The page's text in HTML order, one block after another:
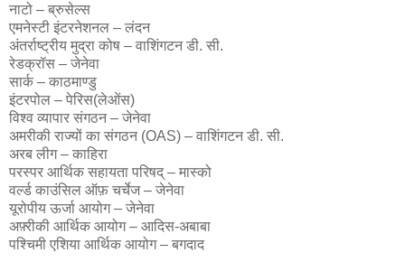
नाटो – ब्रुसेल्स
एमनेस्टी इंटरनेशनल – लंदन
अंतर्राष्ट्रीय मुद्रा कोष – वाशिंगटन डी. सी.
रेडक्रॉस – जेनेवा
सार्क – काठमाण्डु
इंटरपोल – पेरिस(लेओंस)
विश्व व्यापार संगठन – जेनेवा
अमरीकी राज्यों का संगठन (OAS) – वाशिंगटन डी. सी.
अरब लीग – काहिरा
परस्पर आर्थिक सहायता परिषद् – मास्को
वर्ल्ड काउंसिल ऑफ़ चर्चेज – जेनेवा
यूरोपीय ऊर्जा आयोग – जेनेवा
अफ़्रीकी आर्थिक आयोग – आदिस-अबाबा
पश्चिमी एशिया आर्थिक आयोग – बगदाद